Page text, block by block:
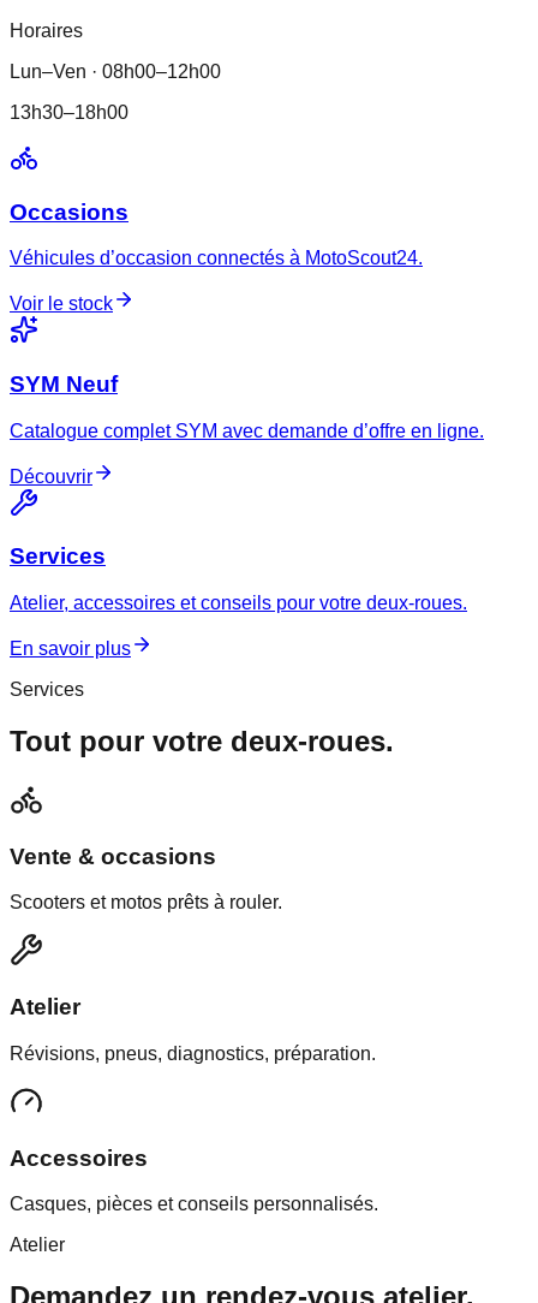
Horaires
Lun–Ven · 08h00–12h00
13h30–18h00
Occasions
Véhicules d’occasion connectés à MotoScout24.
Voir le stock
SYM Neuf
Catalogue complet SYM avec demande d’offre en ligne.
Découvrir
Services
Atelier, accessoires et conseils pour votre deux-roues.
En savoir plus
Services
Tout pour votre deux-roues.
Vente & occasions
Scooters et motos prêts à rouler.
Atelier
Révisions, pneus, diagnostics, préparation.
Accessoires
Casques, pièces et conseils personnalisés.
Atelier